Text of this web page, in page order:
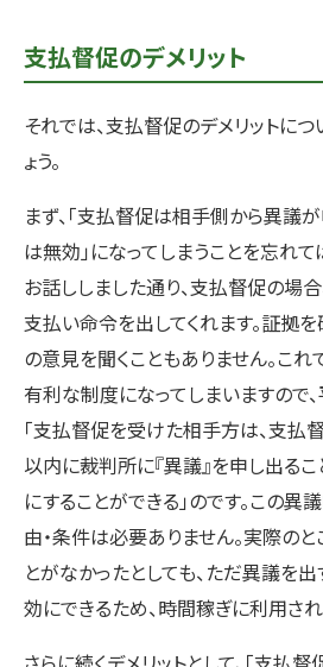
支払督促のデメリット
それでは、支払督促のデメリットに
ょう。
まず、「支払督促は相手側から異議
は無効」になってしまうことを忘れ
お話ししました通り、支払督促の場
支払い命令を出してくれます。証拠
の意見を聞くこともありません。こ
有利な制度になってしまいますので
「支払督促を受けた相手方は、支払
以内に裁判所に『異議』を申し出る
にすることができる」のです。この
由・条件は必要ありません。実際の
とがなかったとしても、ただ異議を
効にできるため、時間稼ぎに利用さ